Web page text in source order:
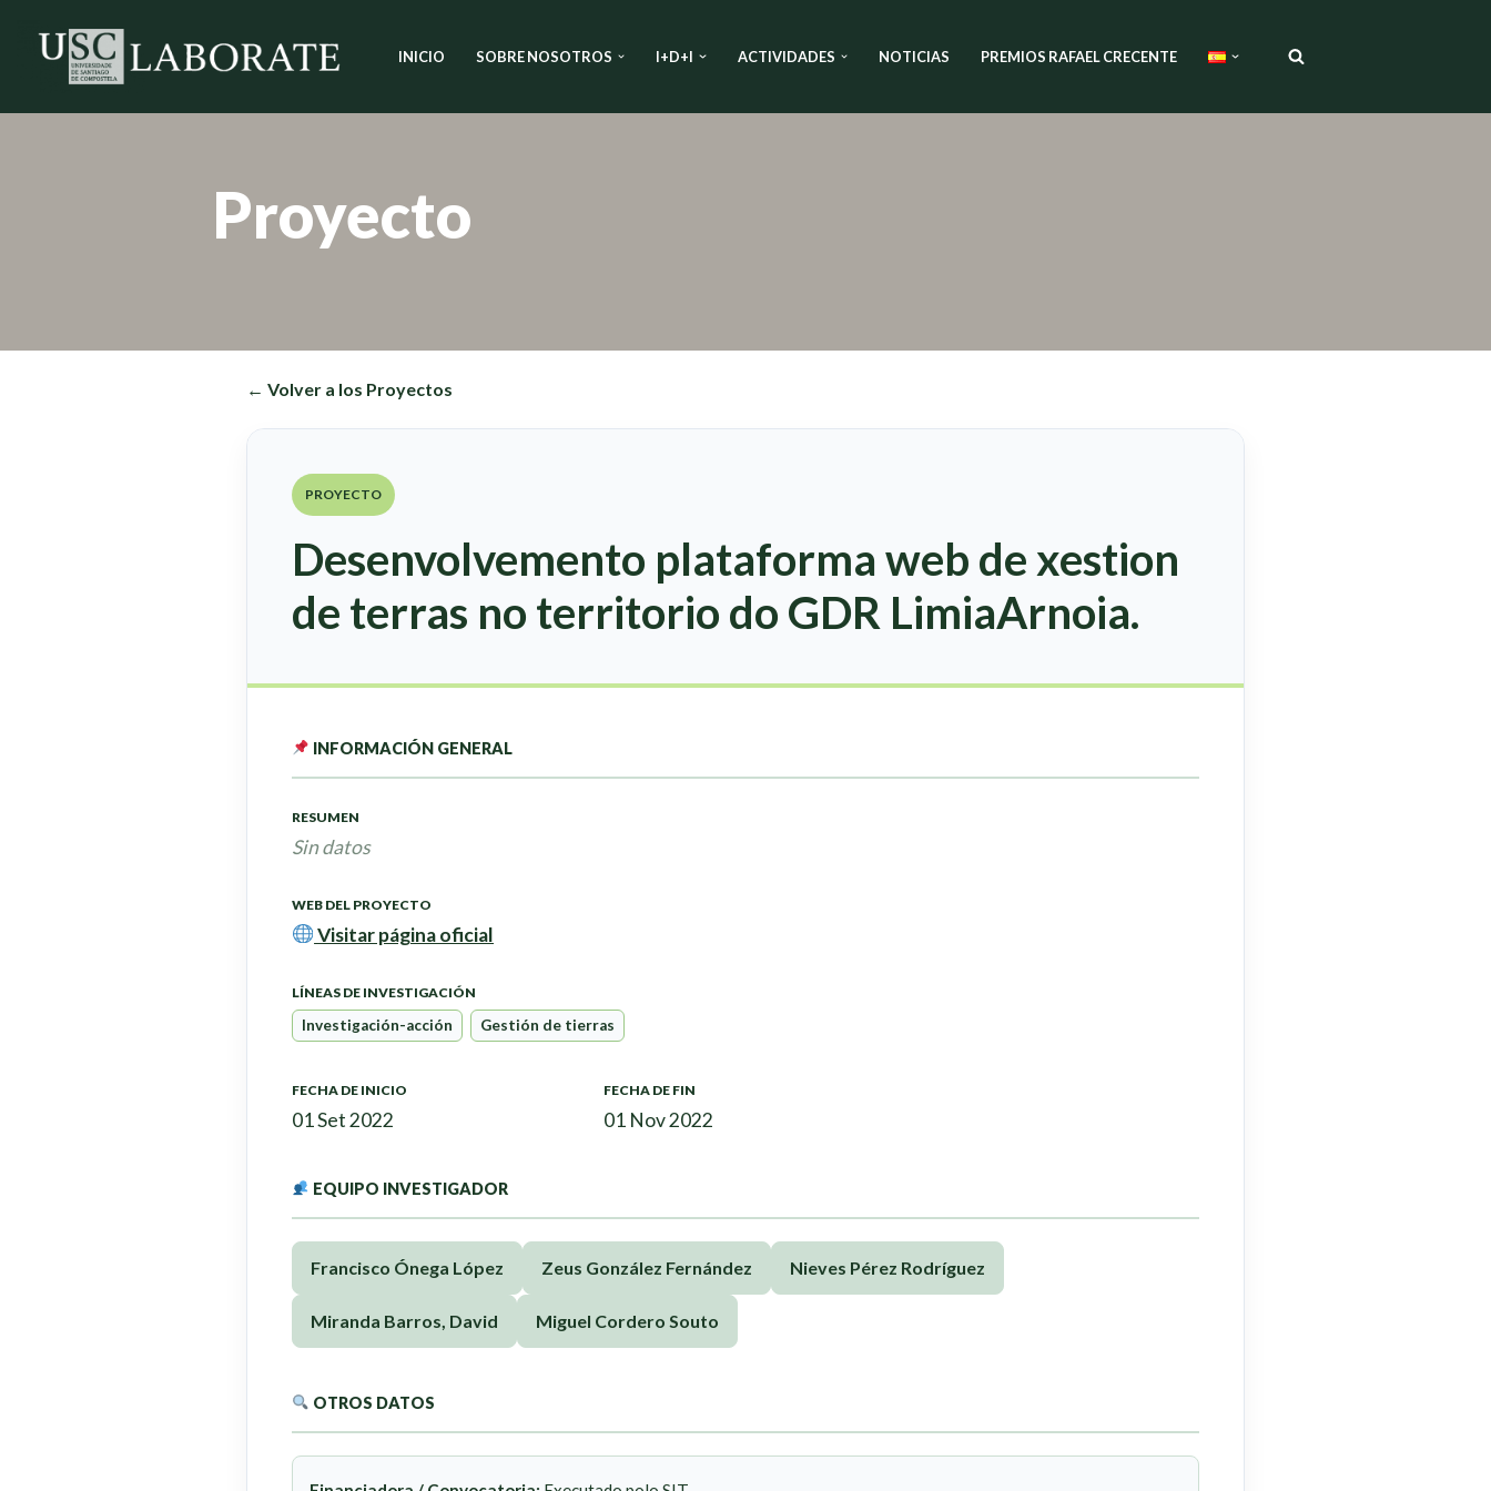
Saltar
INICIO SOBRE NOSOTROS I+D+I ACTIVIDADES NOTICIAS PREMIOS RAFAEL CRECENTE
Proyecto
← Volver a los Proyectos
PROYECTO
Desenvolvemento plataforma web de xestion
de terras no territorio do GDR LimiaArnoia.
INFORMACIÓN GENERAL
RESUMEN
Sin datos
WEB DEL PROYECTO
Visitar página oficial
LÍNEAS DE INVESTIGACIÓN
Investigación-acción Gestión de tierras
FECHA DE INICIO
01 Set 2022
FECHA DE FIN
01 Nov 2022
EQUIPO INVESTIGADOR
Francisco Ónega López Zeus González Fernández Nieves Pérez Rodríguez
Miranda Barros, David Miguel Cordero Souto
OTROS DATOS